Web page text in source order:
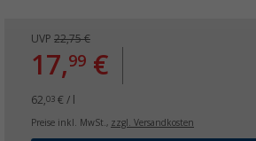
UVP 22,75 €
17,99 €
62,03 € / l
Preise inkl. MwSt., zzgl. Versandkosten